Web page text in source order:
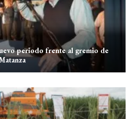
periodo frente al gremio de